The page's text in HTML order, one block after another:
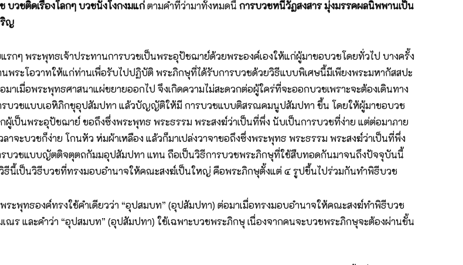
วชติดเรื่องโลกๆ บวชนั่งโงกงมแก่ตามคำที่ว่ามาทั้งหมดนี้ การบวชหนีวัฏสงสาร มุ่งมรรคผลนิพพานเป็น
ริญ
กๆ พระพุทธเจ้าประทานการบวชเป็นพระอุปัชฌาย์ด้วยพระองค์เองให้แก่ผู้มาขอบวชโดยทั่วไป บางครั้ง
พระโอวาทให้แก่ท่านเพื่อรับไปปฏิบัติ พระภิกษุที่ได้รับการบวชด้วยวิธีแบบพิเศษนี้มีเพียงพระมหากัสสปะ
เมื่อพระพุทธศาสนาแผ่ขยายออกไป จึงเกิดความไม่สะดวกต่อผู้ใคร่ที่จะออกบวชเพราะจะต้องเดินทาง
ารบวชแบบเอหิภิกขุอุปสัมปทา แล้วบัญญัติให้มี การบวชแบบติสรณคมนูปสัมปทา ขึ้น โดยให้ผู้มาขอบวช
ผู้เป็นพระอุปัชฌาย์ ขอถึงซึ่งพระพุทธ พระธรรม พระสงฆ์ว่าเป็นที่พึ่ง นับเป็นการบวชที่ง่าย แต่ต่อมาภาย
จะบวชก็ง่าย โกนหัว ห่มผ้าเหลือง แล้วก็มาเปล่งวาจาขอถึงซึ่งพระพุทธ พระธรรม พระสงฆ์ว่าเป็นที่พึ่ง
รบวชแบบญัตติจตุตถกัมมอุปสัมปทา แทน ถือเป็นวิธีการบวชพระภิกษุที่ใช้สืบทอดกันมาจนถึงปัจจุบันนี้
นี้เป็นวิธีบวชที่ทรงมอบอำนาจให้คณะสงฆ์เป็นใหญ่ คือพระภิกษุตั้งแต่ ๔ รูปขึ้นไปร่วมกันทำพิธีบวช
ะพุทธองค์ทรงใช้คำเดียวว่า “อุปสมบท” (อุปสัมปทา) ต่อมาเมื่อทรงมอบอำนาจให้คณะสงฆ์ทำพิธีบวช
ณร และคำว่า “อุปสมบท” (อุปสัมปทา) ใช้เฉพาะบวชพระภิกษุ เนื่องจากคนจะบวชพระภิกษุจะต้องผ่านขั้น